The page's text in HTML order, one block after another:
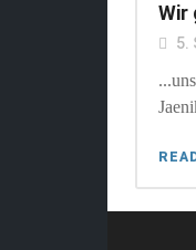
Wir
5.